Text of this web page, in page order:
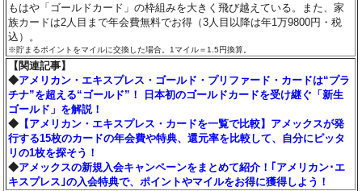
もはや「ゴールドカード」の枠組みを大きく飛び越えている。また、家
族カードは2人目まで年会費無料でお得（3人目以降は年1万9800円・税
込）。
※貯まるポイントをマイルに交換した場合。1マイル＝1.5円換算。
【関連記事】
◆アメリカン・エキスプレス・ゴールド・プリファード・カードは“プラ
チナ”を超える“ゴールド”！ 日本初のゴールドカードを受け継ぐ「新生
ゴールド」を解説！
◆ 【アメリカン・エキスプレス・カードを一覧で比較】アメックスが発
行する15枚のカードの年会費や特典、還元率を比較して、自分にピッタ
リの1枚を探そう！
◆アメックスの新規入会キャンペーンをまとめて紹介！｢アメリカン･エ
キスプレス｣の入会特典で、ポイントやマイルをお得に獲得しよう！